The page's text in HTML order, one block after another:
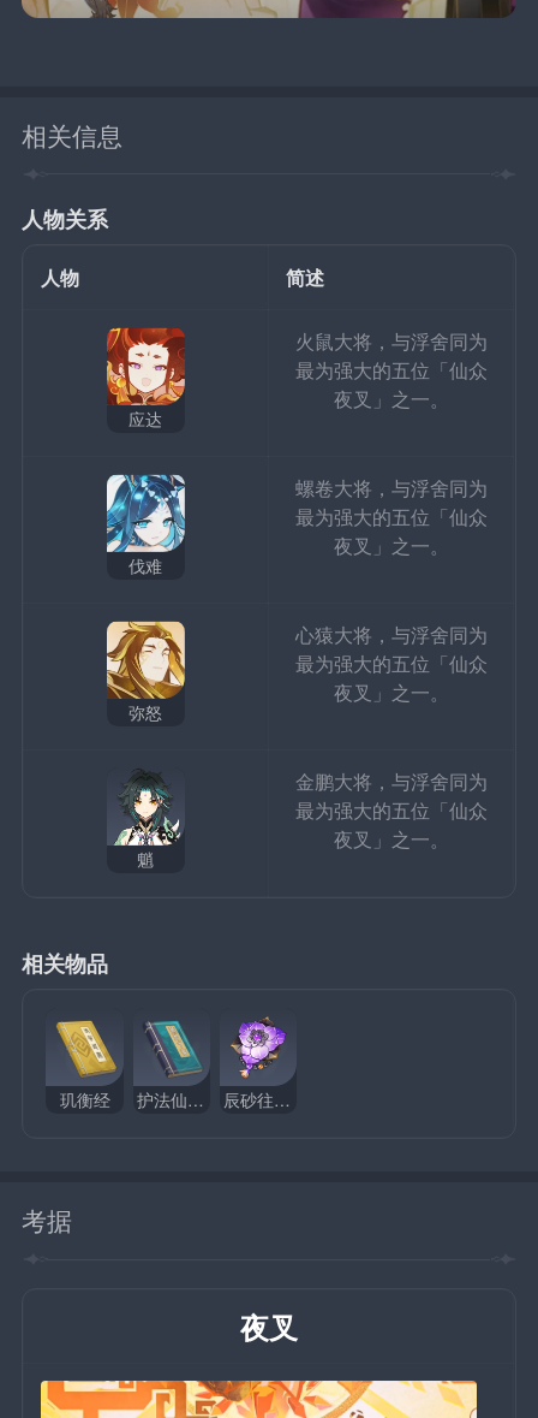
相关信息
人物关系
人物 简述
应达
火鼠大将，与浮舍同为
最为强大的五位「仙众
夜叉」之一。
伐难
螺卷大将，与浮舍同为
最为强大的五位「仙众
夜叉」之一。
弥怒
心猿大将，与浮舍同为
最为强大的五位「仙众
夜叉」之一。
魈
金鹏大将，与浮舍同为
最为强大的五位「仙众
夜叉」之一。
相关物品
玑衡经 护法仙众夜叉录 辰砂往生录
考据
夜叉